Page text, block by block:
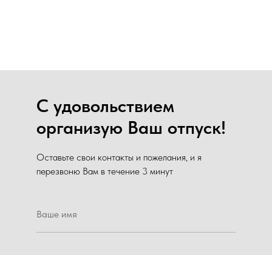
С удовольствием
организую Ваш отпуск!
Оставьте свои контакты и пожелания, и я
перезвоню Вам в течение 3 минут